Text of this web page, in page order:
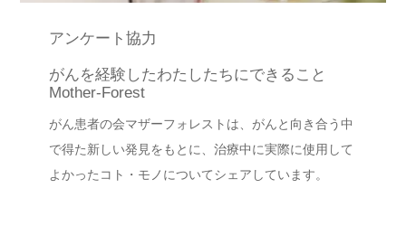
アンケート協力
がんを経験したわたしたちにできること
Mother-Forest
がん患者の会マザーフォレストは、がんと向き合う中
で得た新しい発見をもとに、治療中に実際に使用して
よかったコト・モノについてシェアしています。